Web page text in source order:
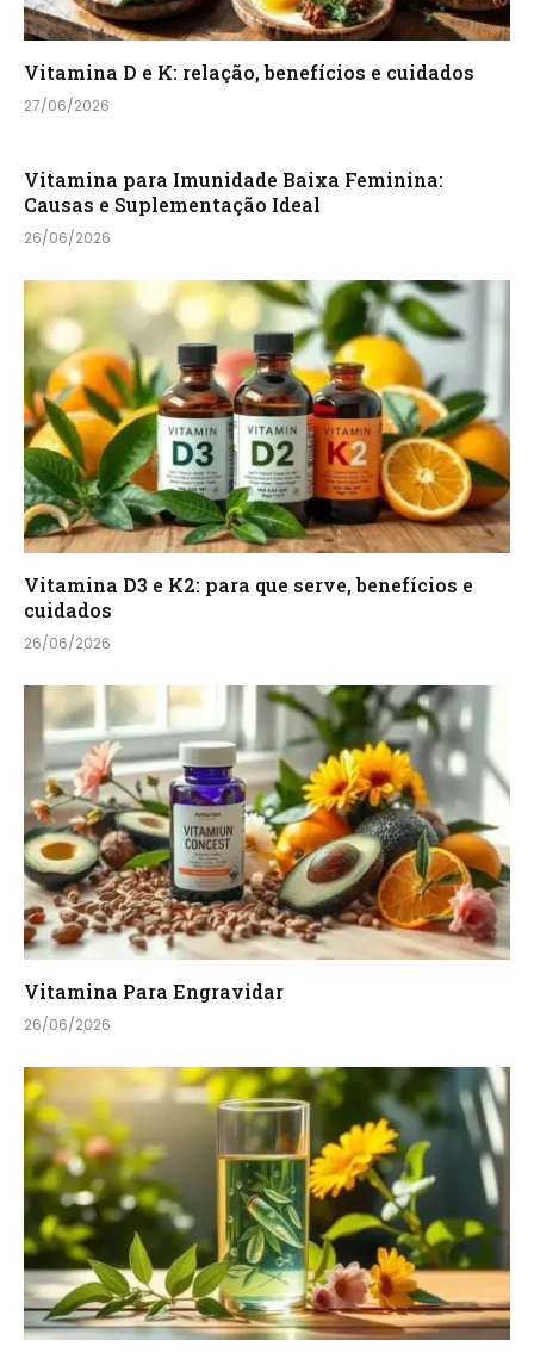
Vitamina D e K: relação, benefícios e cuidados
27/06/2026
Vitamina para Imunidade Baixa Feminina:
Causas e Suplementação Ideal
26/06/2026
Vitamina D3 e K2: para que serve, benefícios e
cuidados
26/06/2026
Vitamina Para Engravidar
26/06/2026